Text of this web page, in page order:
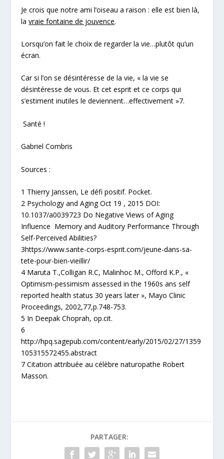
Je crois que notre ami l’oiseau a raison : elle est bien là,
lavraie fontaine de jouvence.
Lorsqu’on fait le choix de regarder la vie…plutôt qu’un
écran.
Car si l’on se désintéresse de la vie, «la vie se
désintéresse de vous. Et cet esprit et ce corps qui
s’estiment inutiles le deviennent…effectivement »7.
Santé !
Gabriel Combris
Sources :
1 Thierry Janssen, Le défi positif. Pocket.
2 Psychology and Aging Oct 19 , 2015 DOI:
10.1037/a0039723 Do Negative Views of Aging
Influence Memory and Auditory Performance Through
Self-Perceived Abilities?
3https://www.sante-corps-esprit.com/jeune-dans-sa-
tete-pour-bien-vieillir/
4 Maruta T.,Colligan R.C, Malinhoc M., Offord K.P., «
Optimism-pessimism assessed in the 1960s ans self
reported health status 30 years later », Mayo Clinic
Proceedings, 2002,77,p.748-753.
5 In Deepak Choprah, op.cit.
6
http://hpq.sagepub.com/content/early/2015/02/27/1359
105315572455.abstract
7 Citation attribuée au célèbre naturopathe Robert
Masson.
PARTAGER: